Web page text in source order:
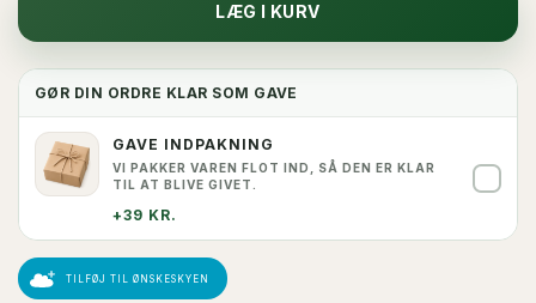
LÆG I KURV
GØR DIN ORDRE KLAR SOM GAVE
GAVE INDPAKNING
VI PAKKER VAREN FLOT IND, SÅ DEN ER KLAR
TIL AT BLIVE GIVET.
+39 KR.
TILFØJ TIL ØNSKESKYEN